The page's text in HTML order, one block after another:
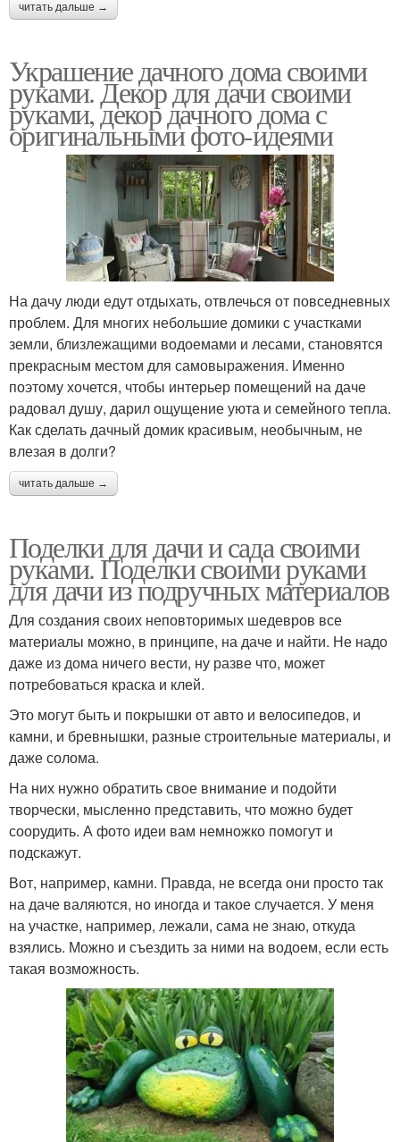
читать дальше →
Украшение дачного дома своими
руками. Декор для дачи своими
руками, декор дачного дома с
оригинальными фото-идеями
На дачу люди едут отдыхать, отвлечься от повседневных
проблем. Для многих небольшие домики с участками
земли, близлежащими водоемами и лесами, становятся
прекрасным местом для самовыражения. Именно
поэтому хочется, чтобы интерьер помещений на даче
радовал душу, дарил ощущение уюта и семейного тепла.
Как сделать дачный домик красивым, необычным, не
влезая в долги?
читать дальше →
Поделки для дачи и сада своими
руками. Поделки своими руками
для дачи из подручных материалов
Для создания своих неповторимых шедевров все
материалы можно, в принципе, на даче и найти. Не надо
даже из дома ничего вести, ну разве что, может
потребоваться краска и клей.
Это могут быть и покрышки от авто и велосипедов, и
камни, и бревнышки, разные строительные материалы, и
даже солома.
На них нужно обратить свое внимание и подойти
творчески, мысленно представить, что можно будет
соорудить. А фото идеи вам немножко помогут и
подскажут.
Вот, например, камни. Правда, не всегда они просто так
на даче валяются, но иногда и такое случается. У меня
на участке, например, лежали, сама не знаю, откуда
взялись. Можно и съездить за ними на водоем, если есть
такая возможность.